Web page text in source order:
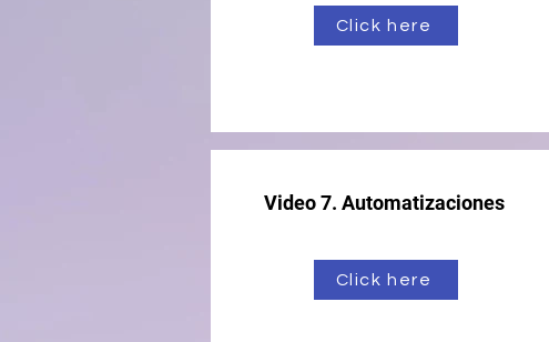
Click here
Video 7. Automatizaciones
Click here